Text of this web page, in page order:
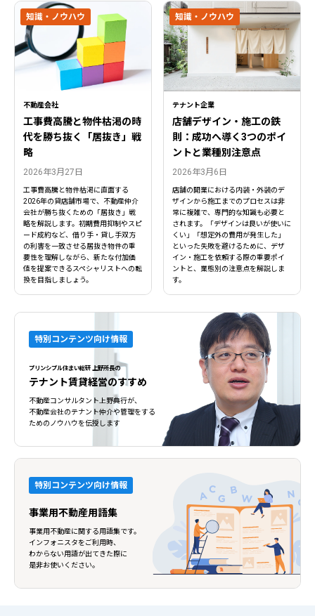
不動産会社
工事費高騰と物件枯渇の時
代を勝ち抜く「居抜き」戦
略
2026年3月27日
工事費高騰と物件枯渇に直面する
2026年の貸店舗市場で、不動産仲介
会社が勝ち抜くための「居抜き」戦
略を解説します。初期費用抑制やスピ
ード成約など、借り手・貸し手双方
の利害を一致させる居抜き物件の重
要性を理解しながら、新たな付加価
値を提案できるスペシャリストへの転
換を目指しましょう。
知識・ノウハウ
テナント企業
店舗デザイン・施工の鉄
則：成功へ導く3つのポイ
ントと業種別注意点
2026年3月6日
店舗の開業における内装・外装のデ
ザインから施工までのプロセスは非
常に複雑で、専門的な知識も必要と
されます。「デザインは良いが使いに
くい」「想定外の費用が発生した」
といった失敗を避けるために、デザ
イン・施工を依頼する際の重要ポイ
ントと、業態別の注意点を解説しま
す。
知識・ノウハウ
特別コンテンツ向け情報
プリンシプル住まい総研 上野所長の
テナント賃貸経営のすすめ
不動産コンサルタント上野典行が、
不動産会社のテナント仲介や管理をする
ためのノウハウを伝授します
特別コンテンツ向け情報
事業用不動産用語集
事業用不動産に関する用語集です。
インフォニスタをご利用時、
わからない用語が出てきた際に
是非お使いください。